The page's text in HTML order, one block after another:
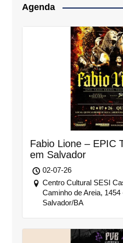
Agenda
Fabio Lione – EPIC
em Salvador
02-07-26
Centro Cultural SESI
Caminho de Areia,
Salvador/BA